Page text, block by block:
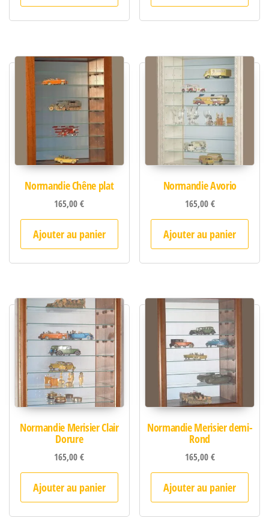
Normandie Chêne plat
165,00€
Ajouter au panier
Normandie Avorio
165,00€
Ajouter au panier
Normandie Merisier Clair
Dorure
165,00€
Ajouter au panier
Normandie Merisier demi-
Rond
165,00€
Ajouter au panier